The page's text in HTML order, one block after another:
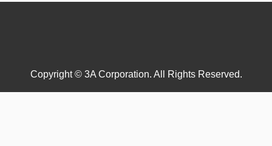
Copyright © 3A Corporation. All Rights Reserved.